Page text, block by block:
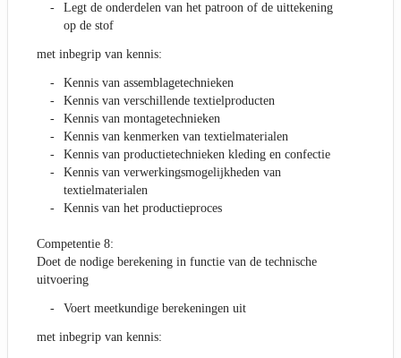
Legt de onderdelen van het patroon of de uittekening
op de stof
met inbegrip van kennis:
Kennis van assemblagetechnieken
Kennis van verschillende textielproducten
Kennis van montagetechnieken
Kennis van kenmerken van textielmaterialen
Kennis van productietechnieken kleding en confectie
Kennis van verwerkingsmogelijkheden van
textielmaterialen
Kennis van het productieproces
Competentie 8:
Doet de nodige berekening in functie van de technische
uitvoering
Voert meetkundige berekeningen uit
met inbegrip van kennis: